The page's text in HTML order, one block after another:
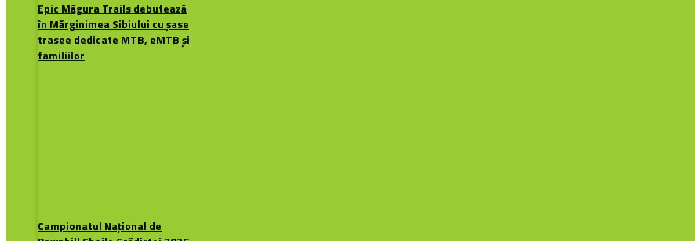
Epic Măgura Trails debutează
în Mărginimea Sibiului cu șase
trasee dedicate MTB, eMTB și
familiilor
Campionatul Național de